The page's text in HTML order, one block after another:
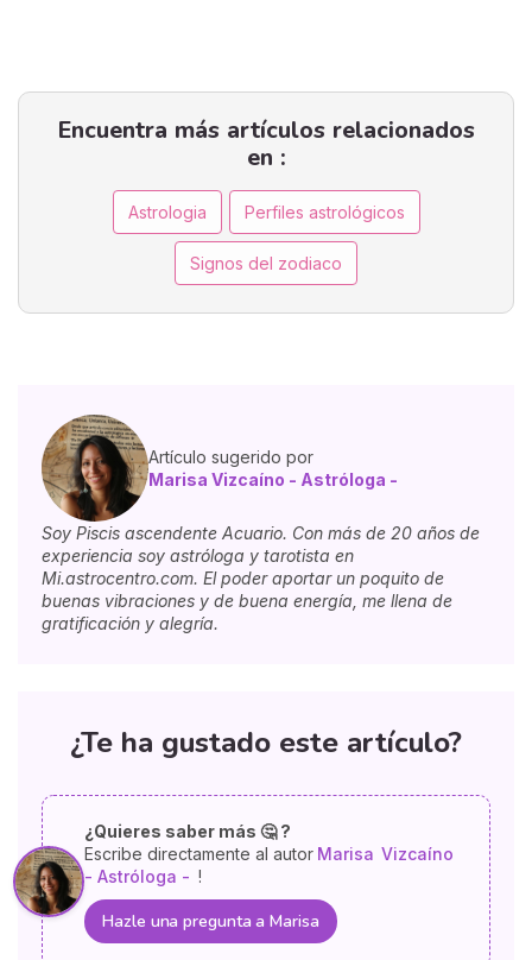
Encuentra más artículos relacionados
en :
Astrologia Perfiles astrológicos
Signos del zodiaco
Artículo sugerido por
Marisa Vizcaíno - Astróloga -
Soy Piscis ascendente Acuario. Con más de 20 años de
experiencia soy astróloga y tarotista en
Mi.astrocentro.com. El poder aportar un poquito de
buenas vibraciones y de buena energía, me llena de
gratificación y alegría.
¿Te ha gustado este artículo?
¿Quieres saber más 🤔 ?
Escribe directamente al autor Marisa Vizcaíno
- Astróloga - !
Hazle una pregunta a Marisa